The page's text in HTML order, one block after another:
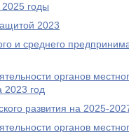
годы
2023
и среднего
органов
2023 год
развития на 2025-
органов